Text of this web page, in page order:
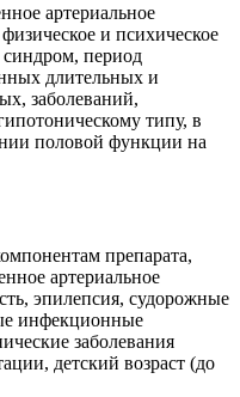
артериальное
и психическое
синдром, период
длительных и
заболеваний,
типу, в
половой функции на
препарата,
артериальное
эпилепсия, судорожные
инфекционные
заболевания
детский возраст (до